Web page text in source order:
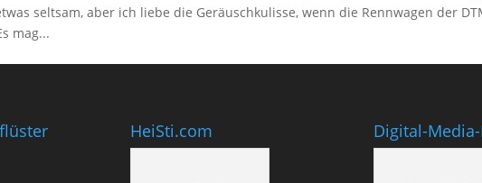
seltsam, aber ich liebe die Geräuschkulisse, wenn die Rennwagen der
mag...
HeiSti.com Digital-